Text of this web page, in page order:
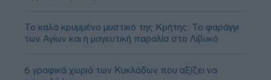
Το καλά κρυμμένο μυστικό της Κρήτης: Το φαράγγι
των Αγίων και η μαγευτική παραλία στο Λιβυκό
6 γραφικά χωριά των Κυκλάδων που αξίζει να